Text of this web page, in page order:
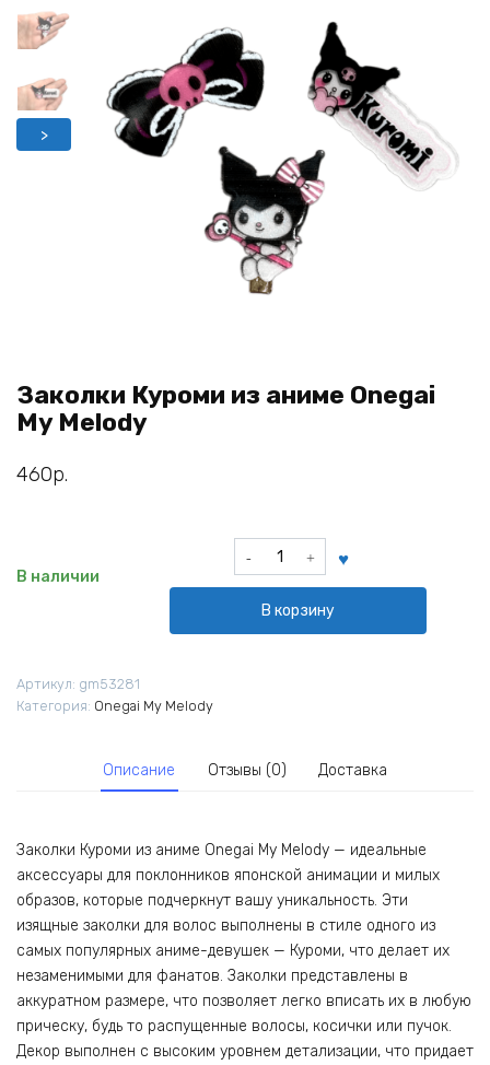
>
Заколки Куроми из аниме Onegai
My Melody
460р.
В наличии
Количество
товара
Куроми
из
В корзину
Артикул: gm53281
Категория: Onegai My Melody
Описание Отзывы (0) Доставка
Заколки Куроми из аниме Onegai My Melody — идеальные
аксессуары для поклонников японской анимации и милых
образов, которые подчеркнут вашу уникальность. Эти
изящные заколки для волос выполнены в стиле одного из
самых популярных аниме-девушек — Куроми, что делает их
незаменимыми для фанатов. Заколки представлены в
аккуратном размере, что позволяет легко вписать их в любую
прическу, будь то распущенные волосы, косички или пучок.
Декор выполнен с высоким уровнем детализации, что придает